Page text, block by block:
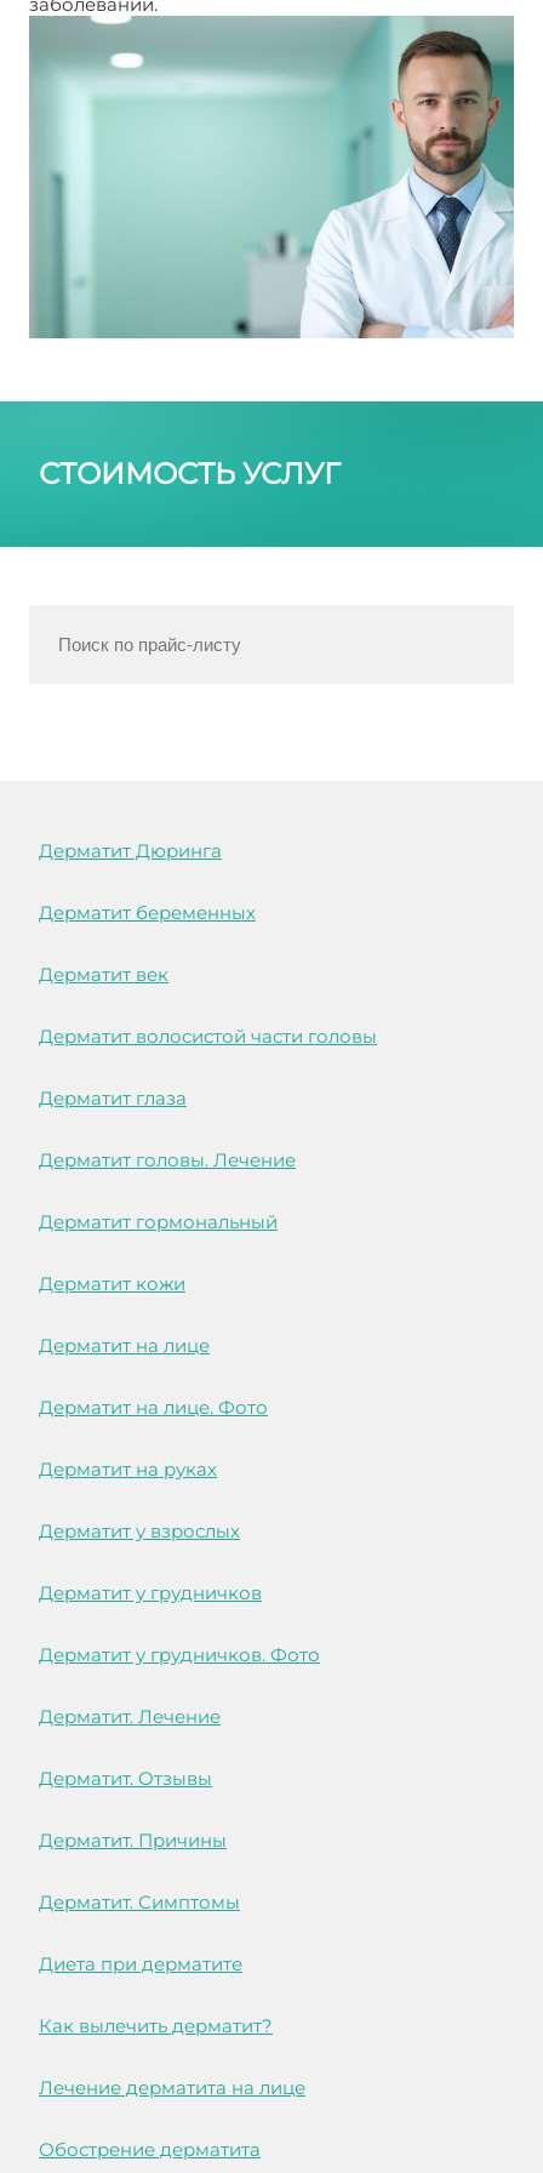
СТОИМОСТЬ УСЛУГ
Дерматит Дюринга
Дерматит беременных
Дерматит век
Дерматит волосистой части головы
Дерматит глаза
Дерматит головы. Лечение
Дерматит гормональный
Дерматит кожи
Дерматит на лице
Дерматит на лице. Фото
Дерматит на руках
Дерматит у взрослых
Дерматит у грудничков
Дерматит у грудничков. Фото
Дерматит. Лечение
Дерматит. Отзывы
Дерматит. Причины
Дерматит. Симптомы
Диета при дерматите
Как вылечить дерматит?
Лечение дерматита на лице
Обострение дерматита